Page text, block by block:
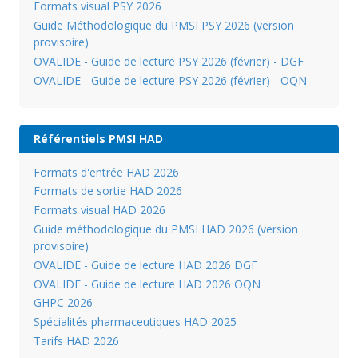
Formats visual PSY 2026
Guide Méthodologique du PMSI PSY 2026 (version
provisoire)
OVALIDE - Guide de lecture PSY 2026 (février) - DGF
OVALIDE - Guide de lecture PSY 2026 (février) - OQN
Référentiels PMSI HAD
Formats d'entrée HAD 2026
Formats de sortie HAD 2026
Formats visual HAD 2026
Guide méthodologique du PMSI HAD 2026 (version
provisoire)
OVALIDE - Guide de lecture HAD 2026 DGF
OVALIDE - Guide de lecture HAD 2026 OQN
GHPC 2026
Spécialités pharmaceutiques HAD 2025
Tarifs HAD 2026